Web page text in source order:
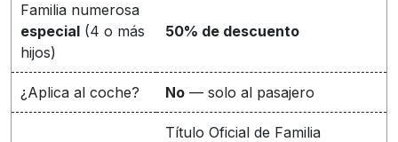
Familia numerosa
especial (4 o más
hijos)
50% de descuento
¿Aplica al coche? No — solo al pasajero
Título Oficial de Familia